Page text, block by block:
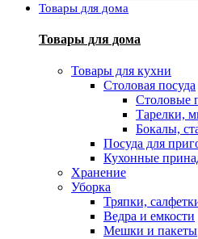
Товары для дома
Товары для дома
Товары для кухни
Столовая посуда
Столовые
Тарелки,
Бокалы,
Посуда для
Кухонные
Хранение
Уборка
Тряпки,
Ведра и емкости
Мешки и пакеты